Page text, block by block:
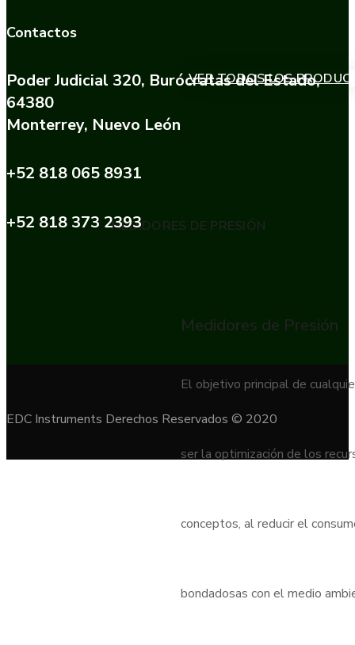
VER TODOS LOS
MEDIDORES DE PRESIÓN
Medidores de Presión
El objetivo principal de
ser la optimización de los
conceptos, al reducir el
bondadosas con el medio
Contactos
Poder Judicial 320, Burócratas del Estado,
64380
Monterrey, Nuevo León
+52 818 065 8931
+52 818 373 2393
EDC Instruments Derechos Reservados © 2020